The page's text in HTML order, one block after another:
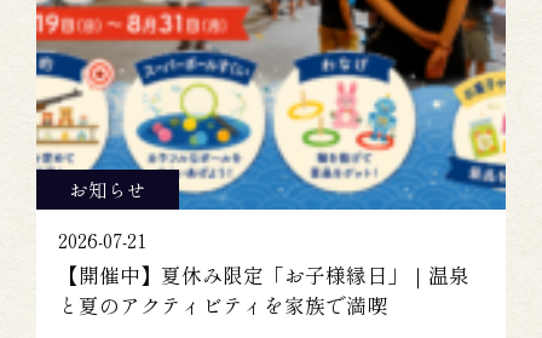
お知らせ
2026-07-21
【開催中】夏休み限定「お子様縁日」｜温泉
と夏のアクティビティを家族で満喫